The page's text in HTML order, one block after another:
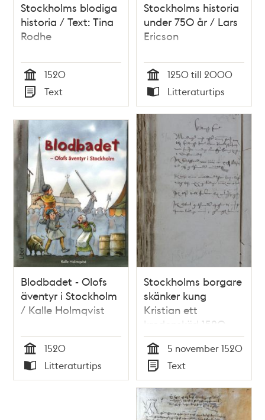
Stockholms blodiga
historia / Text: Tina
Rodhe
Tid
1520
Typ
Text
Stockholms historia
under 750 år / Lars
Ericson
Tid
1250 till 2000
Typ
Litteraturtips
Blodbadet - Olofs
äventyr i Stockholm
/ Kalle Holmqvist
Tid
1520
Typ
Litteraturtips
Stockholms borgare
skänker kung
Kristian ett
kredenskärl 1520
Tid
5 november 1520
Typ
Text